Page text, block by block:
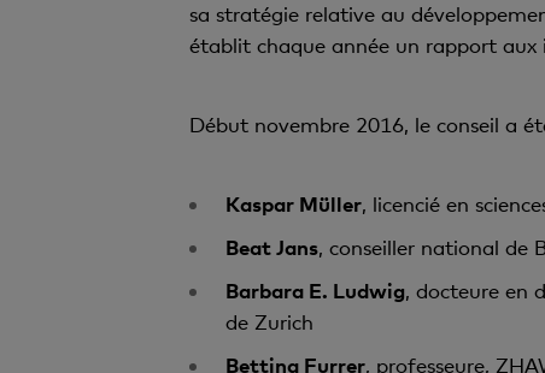
sa stratégie relative au
établit chaque année un rapport aux
Début novembre 2016, le conseil a
Kaspar Müller, licencié en
Beat Jans, conseiller national de
Barbara E. Ludwig, docteure en
de Zurich
Bettina Furrer, professeure,